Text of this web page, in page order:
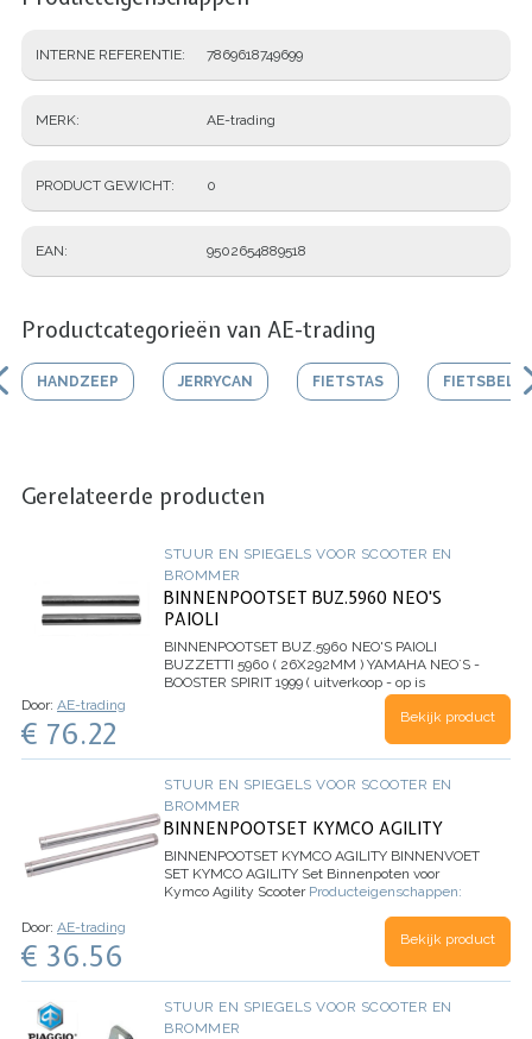
INTERNE REFERENTIE 7869618749699
MERK AE-trading
PRODUCT GEWICHT 0
EAN 9502654889518
Productcategorieën van AE-trading
HANDZEEP JERRYCAN FIETSTAS FIETSBEL
Gerelateerde producten
STUUR EN SPIEGELS VOOR SCOOTER EN
BROMMER
BINNENPOOTSET BUZ.5960 NEO'S
PAIOLI
BINNENPOOTSET BUZ.5960 NEO'S PAIOLI
BUZZETTI 5960 ( 26X292MM ) YAMAHA NEO`S -
BOOSTER SPIRIT 1999 ( uitverkoop - op is
Door: AE-trading
€ 76.22 Bekijk product
STUUR EN SPIEGELS VOOR SCOOTER EN
BROMMER
BINNENPOOTSET KYMCO AGILITY
BINNENPOOTSET KYMCO AGILITY BINNENVOET
SET KYMCO AGILITY Set Binnenpoten voor
Kymco Agility ScooterProducteigenschappen:
Door: AE-trading
€ 36.56 Bekijk product
STUUR EN SPIEGELS VOOR SCOOTER EN
BROMMER